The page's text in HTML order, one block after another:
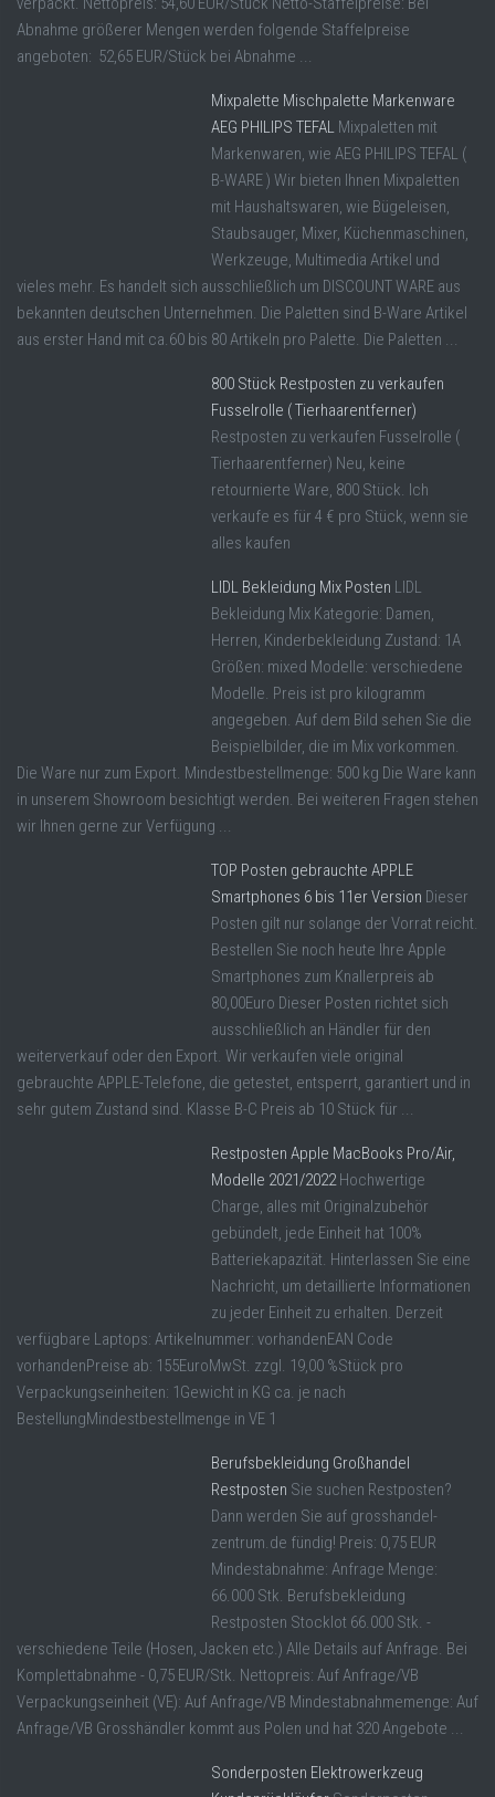
Abnahme größerer Mengen werden folgende Staffelpreise
angeboten: 52,65 EUR/Stück bei Abnahme ...
Mixpalette Mischpalette Markenware
AEG PHILIPS TEFAL Mixpaletten mit
Markenwaren, wie AEG PHILIPS TEFAL (
B-WARE ) Wir bieten Ihnen Mixpaletten
mit Haushaltswaren, wie Bügeleisen,
Staubsauger, Mixer, Küchenmaschinen,
Werkzeuge, Multimedia Artikel und
vieles mehr. Es handelt sich ausschließlich um DISCOUNT WARE aus
bekannten deutschen Unternehmen. Die Paletten sind B-Ware Artikel
aus erster Hand mit ca.60 bis 80 Artikeln pro Palette. Die Paletten ...
800 Stück Restposten zu verkaufen
Fusselrolle ( Tierhaarentferner)
Restposten zu verkaufen Fusselrolle (
Tierhaarentferner) Neu, keine
retournierte Ware, 800 Stück. Ich
verkaufe es für 4 € pro Stück, wenn sie
alles kaufen
LIDL Bekleidung Mix Posten LIDL
Bekleidung Mix Kategorie: Damen,
Herren, Kinderbekleidung Zustand: 1A
Größen: mixed Modelle: verschiedene
Modelle. Preis ist pro kilogramm
angegeben. Auf dem Bild sehen Sie die
Beispielbilder, die im Mix vorkommen.
Die Ware nur zum Export. Mindestbestellmenge: 500 kg Die Ware kann
in unserem Showroom besichtigt werden. Bei weiteren Fragen stehen
wir Ihnen gerne zur Verfügung ...
TOP Posten gebrauchte APPLE
Smartphones 6 bis 11er Version Dieser
Posten gilt nur solange der Vorrat reicht.
Bestellen Sie noch heute Ihre Apple
Smartphones zum Knallerpreis ab
80,00Euro Dieser Posten richtet sich
ausschließlich an Händler für den
weiterverkauf oder den Export. Wir verkaufen viele original
gebrauchte APPLE-Telefone, die getestet, entsperrt, garantiert und in
sehr gutem Zustand sind. Klasse B-C Preis ab 10 Stück für ...
Restposten Apple MacBooks Pro/Air,
Modelle 2021/2022 Hochwertige
Charge, alles mit Originalzubehör
gebündelt, jede Einheit hat 100%
Batteriekapazität. Hinterlassen Sie eine
Nachricht, um detaillierte Informationen
zu jeder Einheit zu erhalten. Derzeit
verfügbare Laptops: Artikelnummer: vorhandenEAN Code
vorhandenPreise ab: 155EuroMwSt. zzgl. 19,00 %Stück pro
Verpackungseinheiten: 1Gewicht in KG ca. je nach
BestellungMindestbestellmenge in VE 1
Berufsbekleidung Großhandel
Restposten Sie suchen Restposten?
Dann werden Sie auf grosshandel-
zentrum.de fündig! Preis: 0,75 EUR
Mindestabnahme: Anfrage Menge:
66.000 Stk. Berufsbekleidung
Restposten Stocklot 66.000 Stk. -
verschiedene Teile (Hosen, Jacken etc.) Alle Details auf Anfrage. Bei
Komplettabnahme - 0,75 EUR/Stk. Nettopreis: Auf Anfrage/VB
Verpackungseinheit (VE): Auf Anfrage/VB Mindestabnahmemenge: Auf
Anfrage/VB Grosshändler kommt aus Polen und hat 320 Angebote ...
Sonderposten Elektrowerkzeug